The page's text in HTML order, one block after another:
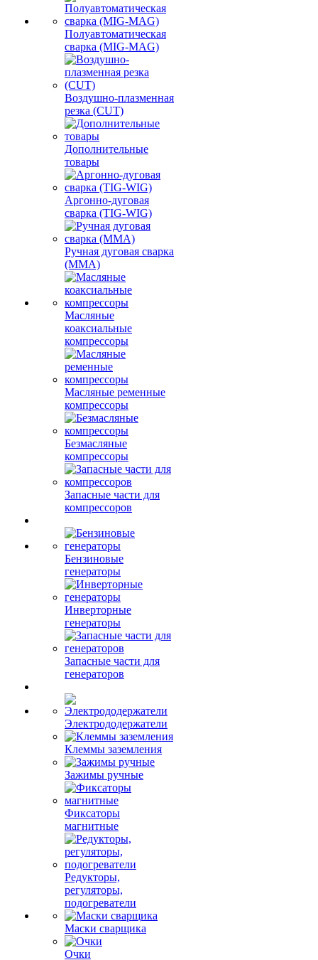
Полуавтоматическая
сварка (MIG-MAG)
Воздушно-плазменная
резка (CUT)
Дополнительные
товары
Аргонно-дуговая
сварка (TIG-WIG)
Ручная дуговая сварка
(MMA)
Масляные
коаксиальные
компрессоры
Масляные ременные
компрессоры
Безмасляные
компрессоры
Запасные части для
компрессоров
Бензиновые
генераторы
Инверторные
генераторы
Запасные части для
генераторов
Электрододержатели
Клеммы заземления
Зажимы ручные
Фиксаторы
магнитные
Редукторы,
регуляторы,
подогреватели
Маски сварщика
Очки